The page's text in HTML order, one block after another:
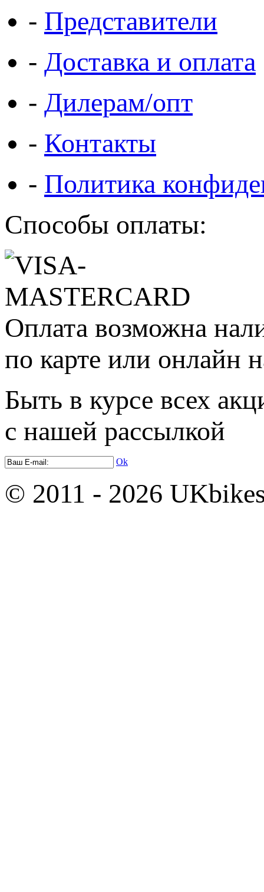
- Представители
- Доставка и оплата
- Дилерам/опт
- Контакты
- Политика
Способы оплаты:
Оплата возможна
по карте или онлайн
Быть в курсе всех
с нашей рассылкой
Ok
© 2011 - 2026